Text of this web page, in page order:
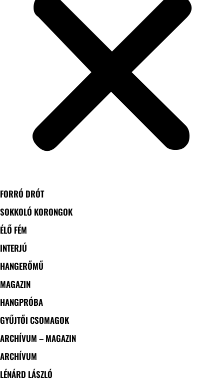
FORRÓ DRÓT
SOKKOLÓ KORONGOK
ÉLŐ FÉM
INTERJÚ
HANGERŐMŰ
MAGAZIN
HANGPRÓBA
GYŰJTŐI CSOMAGOK
ARCHÍVUM – MAGAZIN
ARCHÍVUM
LÉNÁRD LÁSZLÓ